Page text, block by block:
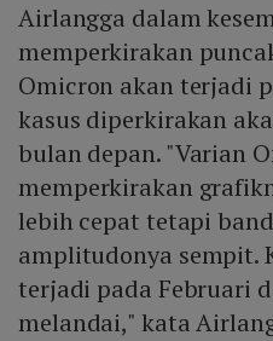
Airlangga dalam
memperkirakan
Omicron akan terjadi
kasus diperkirakan
bulan depan. "Varian
memperkirakan
lebih cepat tetapi
amplitudonya sempit.
terjadi pada Februari
melandai," kata